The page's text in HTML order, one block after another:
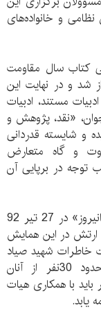
و خانواده‌‌های
ادبی کتاب سال مقاومت
شد و در نهایت این
نرم، ادبیات مستند، ادبیات
«نقد، پژوهش و
و شایسته قدردانی
و گاه متعارض
توجه در برپایی آن
همایش «شهید سپهبد علی صیاد شیرازی و هوانیروز» در 27 تیر 92
ارتش در این همایش
ثبت خاطرات شهید صیاد
در هوانیروز دعوت به همکاری شده‌اند و حدود 30‌نفر از آنان
باید با همکاری هیات
یابد.